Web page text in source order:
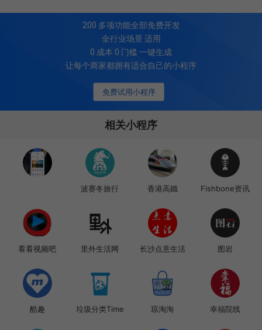
免费试用小程序
200 多项功能全部免费开发
全行业场景 适用
0 成本 0 门槛 一键生成
让每个商家都拥有适合自己的小程序
相关小程序
波赛冬旅行 香港高鐵 Fishbone资讯
看看视频吧 里外生活网 长沙点意生活 图岩
酷趣 垃圾分类Time 琼淘淘 幸福院线